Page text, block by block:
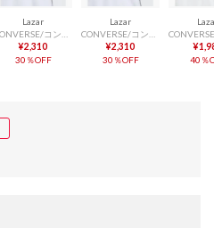
Lazar
¥2,310
30％OFF
Lazar
¥2,310
30％OFF
40％